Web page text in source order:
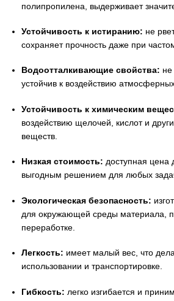
полипропилена, выдерживает
Устойчивость к истиранию: не
сохраняет прочность даже при
Водоотталкивающие свойства: не
устойчив к воздействию
Устойчивость к химическим
воздействию щелочей, кислот и
веществ.
Низкая стоимость: доступная цена
выгодным решением для любых
Экологическая безопасность:
для окружающей среды материала,
переработке.
Легкость: имеет малый вес, что
использовании и транспортировке.
Гибкость: легко изгибается и